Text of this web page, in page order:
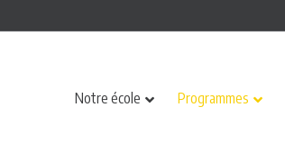
Notre école Programmes